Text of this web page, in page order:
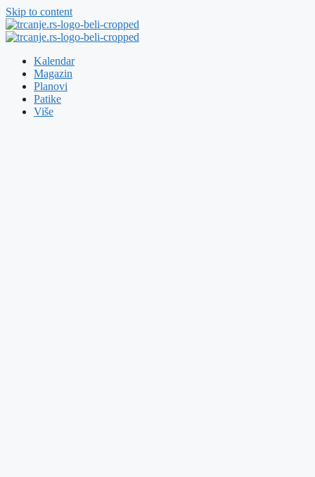
Skip to content
Kalendar
Magazin
Planovi
Patike
Više